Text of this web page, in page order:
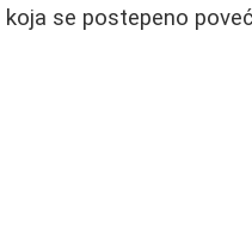
se postepeno